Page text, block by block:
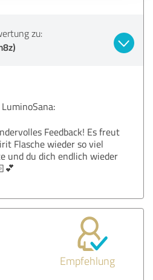
zu:
Feedback! Es freut
Flasche wieder so viel
und du dich endlich wieder
Empfehlung